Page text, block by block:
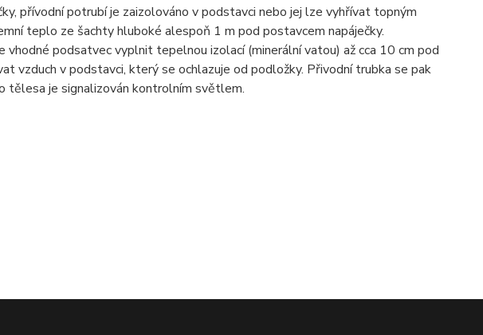
přívodní potrubí je zaizolováno v podstavci nebo jej lze vyhřívat topným
teplo ze šachty hluboké alespoň 1 m pod postavcem napáječky.
vhodné podsatvec vyplnit tepelnou izolací (minerální vatou) až cca 10 cm pod
vzduch v podstavci, který se ochlazuje od podložky. Přivodní trubka se pak
tělesa je signalizován kontrolním světlem.